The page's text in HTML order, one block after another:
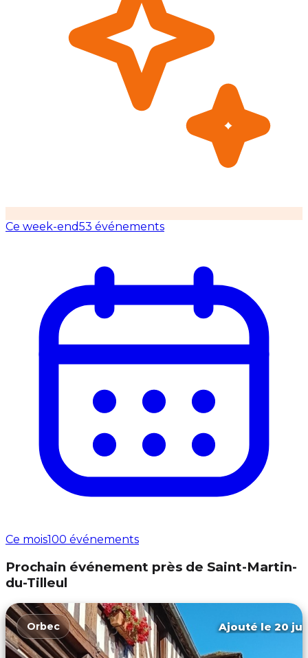
Ce week-end53 événements
Ce mois100 événements
Prochain événement près de Saint-Martin-
du-Tilleul
Orbec Ajouté le 20